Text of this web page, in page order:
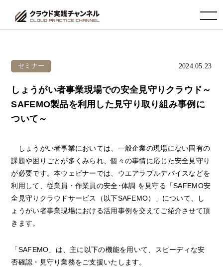
toggle navigation
セミナー 2024.05.23
しょうがい者事業現場での安全見守りクラウド～
SAFEMO製品を利用した見守り取り組み事例に
ついて～
しょうがい者事業においては、一般企業の現場にない固有の
課題や困りごとが多くみられ、個々の事情に応じた安全見守り
が必要です。本ウェビナーでは、ウエアラブルデバイスなどを
利用して、従業員・作業員の安全･体調 を見守る「SAFEMO安
全見守りクラウドサービス（以下SAFEMO）」について、し
ょうがい者事業現場における活用事例を交えてご紹介させて頂
きます。
「SAFEMO」は、主に以下の機能を用いて、スピーディな安
否確認・見守り業務をご支援いたします。